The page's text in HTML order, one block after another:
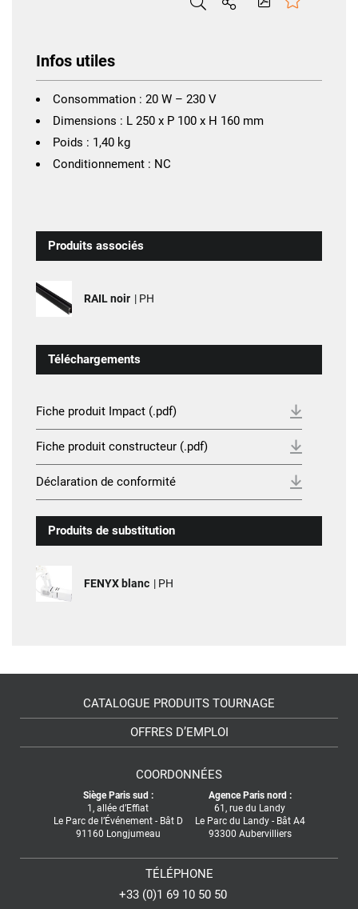
Infos utiles
Consommation : 20 W – 230 V
Dimensions : L 250 x P 100 x H 160 mm
Poids : 1,40 kg
Conditionnement : NC
Téléchargements
Fiche produit Impact (.pdf)
Fiche produit constructeur (.pdf)
Déclaration de conformité
Produits associés
RAIL noir | PH
Produits de substitution
FENYX blanc | PH
CATALOGUE PRODUITS TOURNAGE
OFFRES D’EMPLOI
COORDONNÉES
Siège Paris sud :
1, allée d’Effiat
Le Parc de l’Événement - Bât D
91160 Longjumeau
Agence Paris nord :
61, rue du Landy
Le Parc du Landy - Bât A4
93300 Aubervilliers
TÉLÉPHONE
+33 (0)1 69 10 50 50